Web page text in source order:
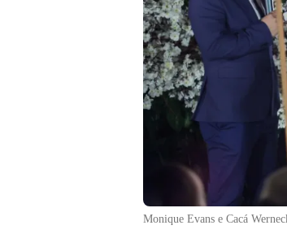
Monique Evans e Cacá